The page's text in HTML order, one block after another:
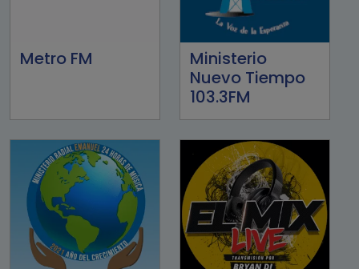
Metro FM
Ministerio
Nuevo Tiempo
103.3FM